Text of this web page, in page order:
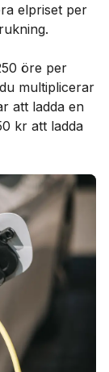
elpriset per
öre per
multiplicerar
att ladda en
kr att ladda